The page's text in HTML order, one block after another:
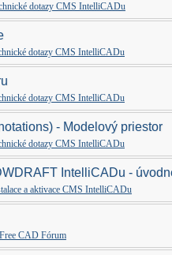
dotazy CMS IntelliCADu
dotazy CMS IntelliCADu
dotazy CMS IntelliCADu
- Modelový priestor
dotazy CMS IntelliCADu
IntelliCADu -
a aktivace CMS IntelliCADu
Free CAD Fórum